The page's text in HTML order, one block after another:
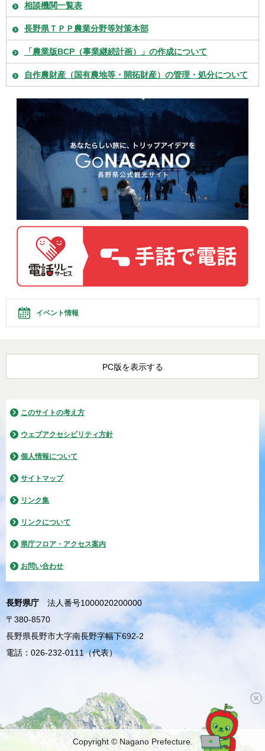
相談機関一覧表
長野県ＴＰＰ農業分野等対策本部
「農業版BCP（事業継続計画）」の作成について
自作農財産（国有農地等・開拓財産）の管理・処分について
イベント情報
PC版を表示する
このサイトの考え方
ウェブアクセシビリティ方針
個人情報について
サイトマップ
リンク集
リンクについて
県庁フロア・アクセス案内
お問い合わせ
長野県庁
法人番号1000020200000
〒380-8570
長野県長野市大字南長野字幅下692-2
電話：026-232-0111（代表）
Copyright © Nagano Prefecture.